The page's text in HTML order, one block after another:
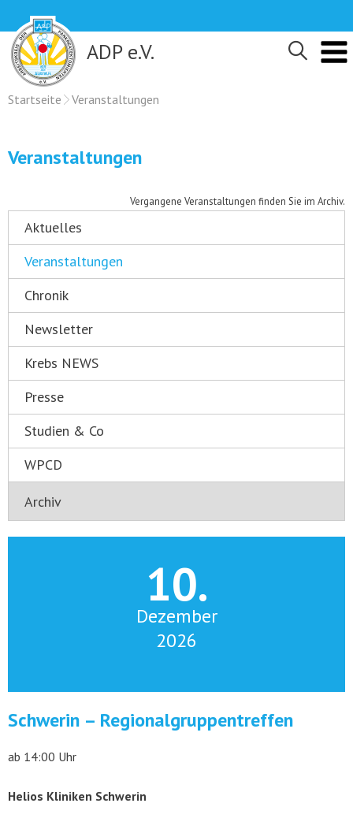
content
ADP e.V.
Startseite Veranstaltungen
Veranstaltungen
Vergangene Veranstaltungen finden Sie im Archiv.
Aktuelles
Veranstaltungen
Chronik
Newsletter
Krebs NEWS
Presse
Studien & Co
WPCD
10.
Dezember
2026
Schwerin – Regionalgruppentreffen
ab 14:00 Uhr
Helios Kliniken Schwerin